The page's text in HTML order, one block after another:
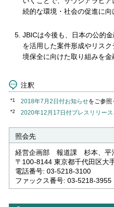
続的な環境・社会の促進に向
JBICは今後も、日本の公的
を活用した案件形成やリス
境保全に向けた取り組みを金
注釈
*1 2018年7月2日付お知らせをご参照
*2 2020年12月17日付プレスリリース
照会先
経営企画部 報道課 杉本、平
〒100-8144 東京都千代田区大
電話番号: 03-5218-3100
ファックス番号: 03-5218-3955